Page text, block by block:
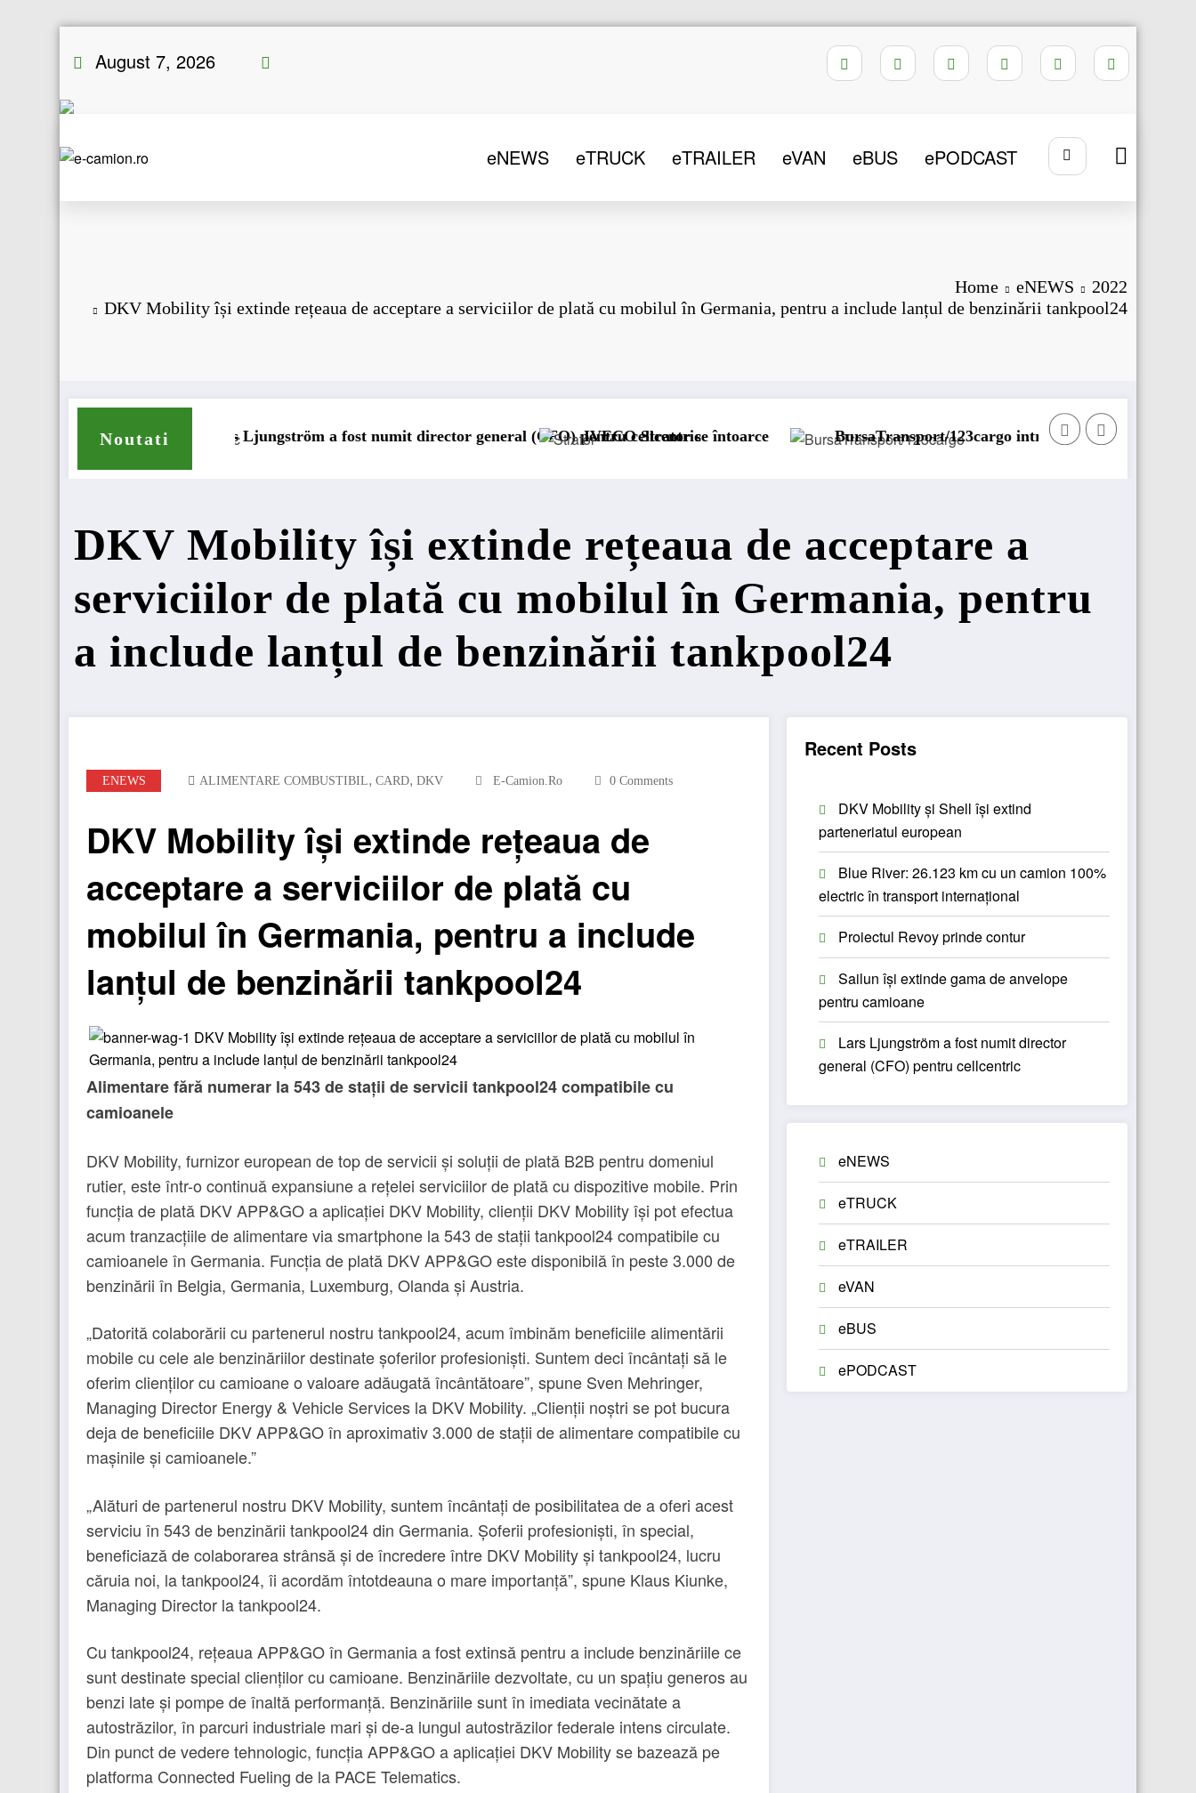
August 7, 2026
eNEWS eTRUCK eTRAILER eVAN eBUS ePODCAST
Home eNEWS
2022
DKV Mobility își extinde rețeaua de acceptare a serviciilor de plată cu mobilul în Germania, pentru a include lanțul de benzinării tankpool24
Noutati
Lars Ljungström a fost numit director general (CFO) pentru cellcentric
IVECO Strator se întoarce BursaTransport/123cargo introduce o nouă funcționalitateDaimler Truck recheamă
DKV Mobility își extinde rețeaua de acceptare a
serviciilor de plată cu mobilul în Germania, pentru
a include lanțul de benzinării tankpool24
ENEWS ALIMENTARE COMBUSTIBIL, CARD, DKV E-Camion.ro 0 Comments
DKV Mobility își extinde rețeaua de
acceptare a serviciilor de plată cu
mobilul în Germania, pentru a include
lanțul de benzinării tankpool24
Alimentare fără numerar la 543 de stații de servicii tankpool24 compatibile cu
camioanele
DKV Mobility, furnizor european de top de servicii și soluții de plată B2B pentru domeniul
rutier, este într-o continuă expansiune a rețelei serviciilor de plată cu dispozitive mobile. Prin
funcția de plată DKV APP&GO a aplicației DKV Mobility, clienții DKV Mobility își pot efectua
acum tranzacțiile de alimentare via smartphone la 543 de stații tankpool24 compatibile cu
camioanele în Germania. Funcția de plată DKV APP&GO este disponibilă în peste 3.000 de
benzinării în Belgia, Germania, Luxemburg, Olanda și Austria.
„Datorită colaborării cu partenerul nostru tankpool24, acum îmbinăm beneficiile alimentării
mobile cu cele ale benzinăriilor destinate șoferilor profesioniști. Suntem deci încântați să le
oferim clienților cu camioane o valoare adăugată încântătoare”, spune Sven Mehringer,
Managing Director Energy & Vehicle Services la DKV Mobility. „Clienții noștri se pot bucura
deja de beneficiile DKV APP&GO în aproximativ 3.000 de stații de alimentare compatibile cu
mașinile și camioanele.”
„Alături de partenerul nostru DKV Mobility, suntem încântați de posibilitatea de a oferi acest
serviciu în 543 de benzinării tankpool24 din Germania. Șoferii profesioniști, în special,
beneficiază de colaborarea strânsă și de încredere între DKV Mobility și tankpool24, lucru
căruia noi, la tankpool24, îi acordăm întotdeauna o mare importanță”, spune Klaus Kiunke,
Managing Director la tankpool24.
Cu tankpool24, rețeaua APP&GO în Germania a fost extinsă pentru a include benzinăriile ce
sunt destinate special clienților cu camioane. Benzinăriile dezvoltate, cu un spațiu generos au
benzi late și pompe de înaltă performanță. Benzinăriile sunt în imediata vecinătate a
autostrăzilor, în parcuri industriale mari și de-a lungul autostrăzilor federale intens circulate.
Din punct de vedere tehnologic, funcția APP&GO a aplicației DKV Mobility se bazează pe
platforma Connected Fueling de la PACE Telematics.
Recent Posts
DKV Mobility și Shell își extind
parteneriatul european
Blue River: 26.123 km cu un camion 100%
electric în transport internațional
Proiectul Revoy prinde contur
Sailun își extinde gama de anvelope
pentru camioane
Lars Ljungström a fost numit director
general (CFO) pentru cellcentric
eNEWS
eTRUCK
eTRAILER
eVAN
eBUS
ePODCAST